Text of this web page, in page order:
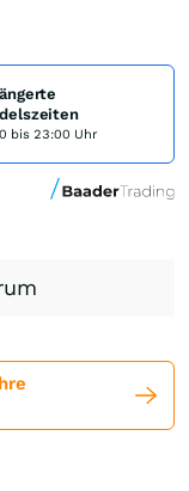
bis 23:00 Uhr